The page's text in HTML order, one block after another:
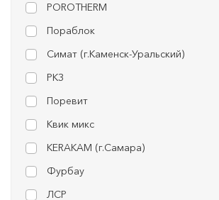
POROTHERM
Пораблок
Симат (г.Каменск-Уральский)
РКЗ
Поревит
Квик микс
KERAKAM (г.Самара)
Фурбау
ЛСР